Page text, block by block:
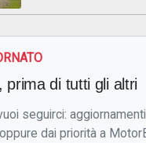
prima di tutti gli altri
seguirci:
dai priorità a